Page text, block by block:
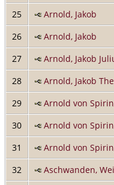
25
Arnold, Jakob
26
Arnold, Jakob
27
Arnold, Jakob
28
Arnold, Jakob
29
Arnold von
30
Arnold von
31
Arnold von
32
Aschwanden,